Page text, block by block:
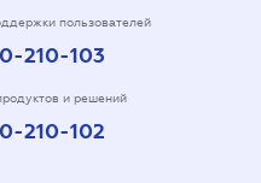
пользователей
210-103
и решений
210-102